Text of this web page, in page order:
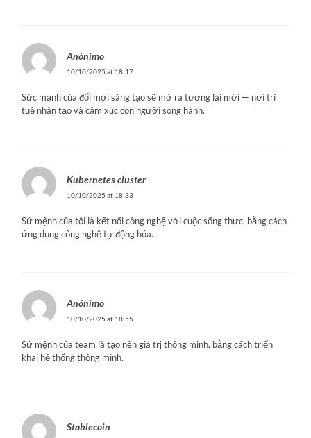
Anónimo
10/10/2025 at 18:17
Sức mạnh của đổi mới sáng tạo sẽ mở ra tương lai mới — nơi trí
tuệ nhân tạo và cảm xúc con người song hành.
Kubernetes cluster
10/10/2025 at 18:33
Sứ mệnh của tôi là kết nối công nghệ với cuộc sống thực, bằng cách
ứng dụng công nghệ tự động hóa.
Anónimo
10/10/2025 at 18:55
Sứ mệnh của team là tạo nên giá trị thông minh, bằng cách triển
khai hệ thống thông minh.
Stablecoin